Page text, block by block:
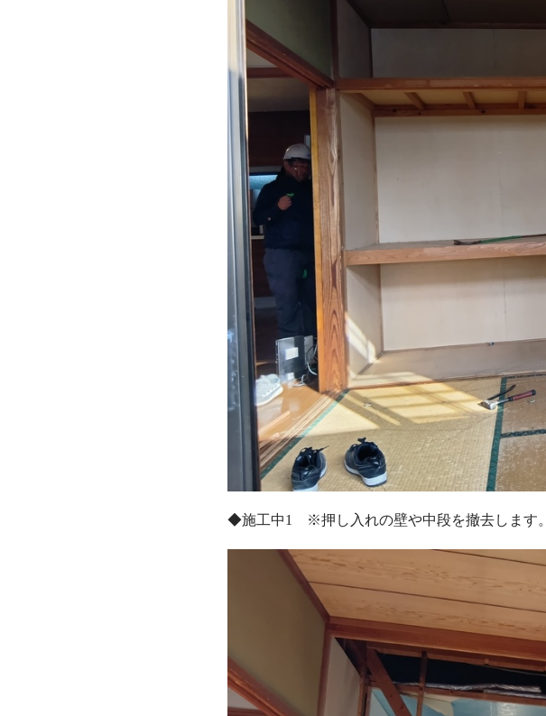
◆施工中1 ※押し入れの壁や中段を撤去します。